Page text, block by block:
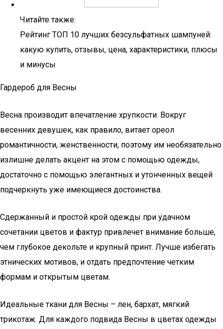
Читайте также:
Рейтинг ТОП 10 лучших безсульфатных шампуней:
какую купить, отзывы, цена, характеристики, плюсы
и минусы
Гардероб для Весны
Весна производит впечатление хрупкости. Вокруг
весенних девушек, как правило, витает ореол
романтичности, женственности, поэтому им необязательно
излишне делать акцент на этом с помощью одежды,
достаточно с помощью элегантных и утонченных вещей
подчеркнуть уже имеющиеся достоинства.
Сдержанный и простой крой одежды при удачном
сочетании цветов и фактур привлечет внимание больше,
чем глубокое декольте и крупный принт. Лучше избегать
этнических мотивов, и отдать предпочтение четким
формам и открытым цветам.
Идеальные ткани для Весны – лен, бархат, мягкий
трикотаж. Для каждого подвида Весны в цветах одежды